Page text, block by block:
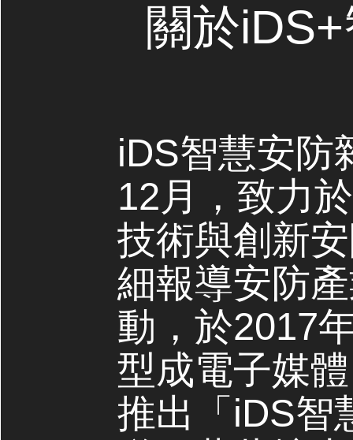
關於
iDS智慧安防
12月，致力
技術與創新
細報導安防
動，於2017
型成電子媒
推出「iDS智